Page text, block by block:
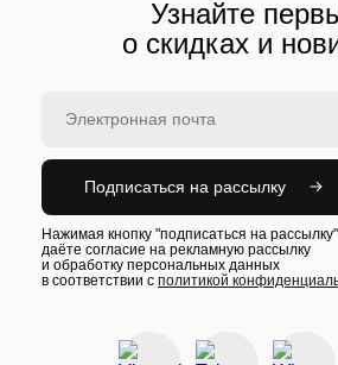
Узнайте
о скидках и
Подписаться на рассылку
Нажимая кнопку "подписаться на
даёте согласие на рекламную рассылку
и обработку персональных данных
в соответствии с политикой